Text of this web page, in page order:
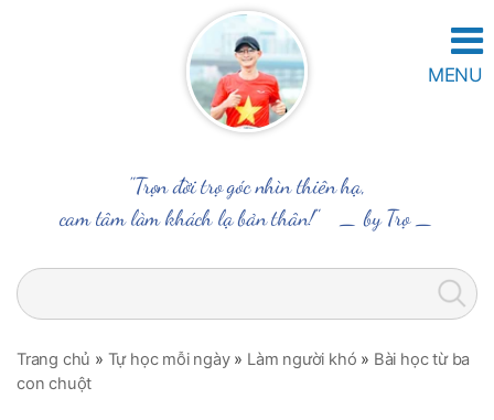
"Trọn đời trọ góc nhìn thiên hạ,
cam tâm làm khách lạ bản thân!" _by Trọ_
MENU
Trang chủ » Tự học mỗi ngày» Làm người khó » Bài học từ ba
con chuột